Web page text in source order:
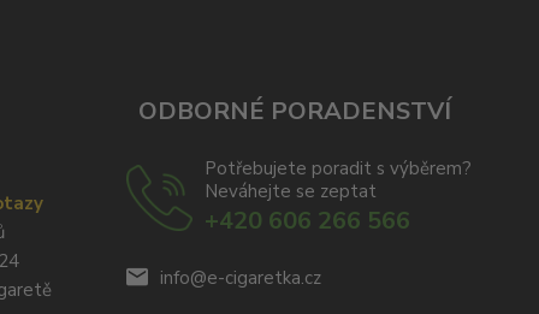
ODBORNÉ PORADENSTVÍ
Potřebujete poradit s výběrem?
Neváhejte se zeptat
+420 606 266 566
info@e-cigaretka.cz